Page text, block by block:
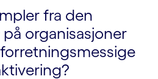
fra den
organisasjoner